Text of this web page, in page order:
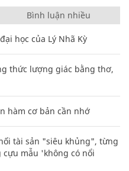
Bình luận nhiều
học của Lý Nhã Kỳ
thức lượng giác bằng thơ,
hàm cơ bản cần nhớ
tài sản "siêu khủng", từng
cựu mẫu 'không có nổi